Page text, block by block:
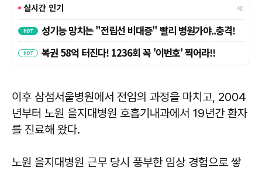
이후 삼섬서울병원에서 전임의 과정을 마치고, 2004
년부터 노원 을지대병원 호흡기내과에서 19년간 환자
를 진료해 왔다.
노원 을지대병원 근무 당시 풍부한 임상 경험으로 쌓